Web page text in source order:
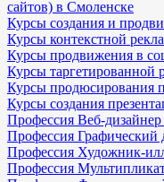
сайтов) в Смоленске
Курсы создания и
Курсы контекстной
Курсы продвижения в
Курсы таргетированной
Курсы продюсирования
Курсы создания
Профессия Веб-
Профессия Графический
Профессия Художник-
Профессия